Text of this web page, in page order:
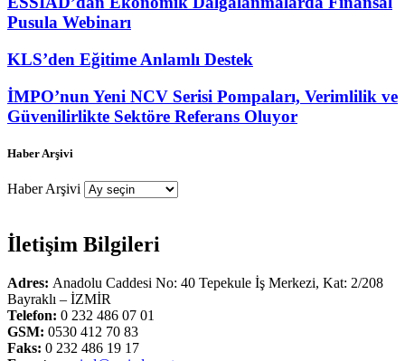
Pusula Webinarı
KLS’den Eğitime Anlamlı Destek
İMPO’nun Yeni NCV Serisi Pompaları, Verimlilik ve
Güvenilirlikte Sektöre Referans Oluyor
Haber Arşivi
Haber Arşivi
İletişim Bilgileri
Adres: Anadolu Caddesi No: 40 Tepekule İş Merkezi, Kat: 2/208
Bayraklı – İZMİR
Telefon: 0 232 486 07 01
GSM: 0530 412 70 83
Faks: 0 232 486 19 17